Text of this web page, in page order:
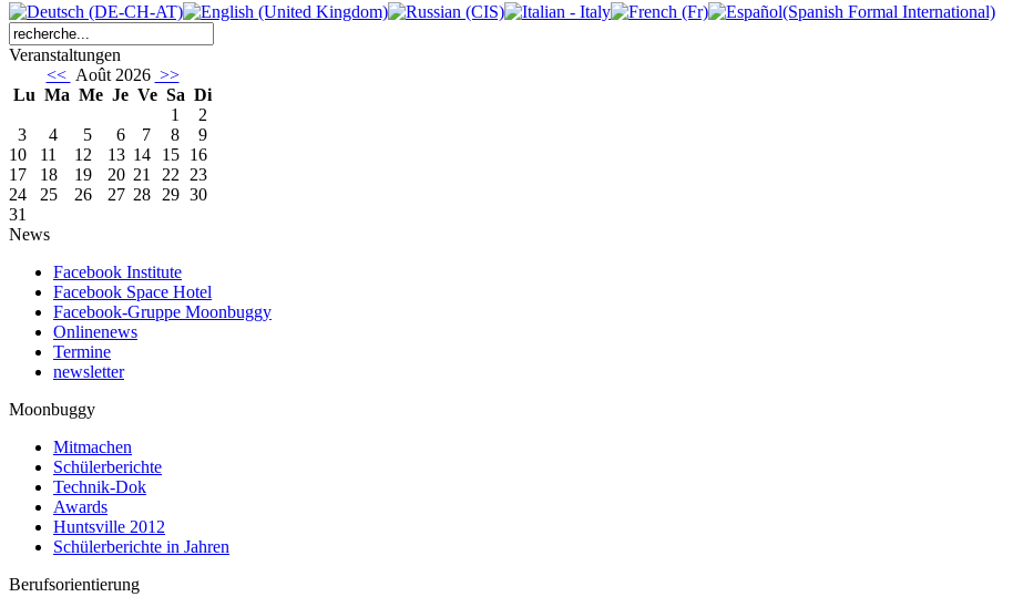
Veranstaltungen
<< Août 2026 >>
Lu Ma Me Je Ve Sa Di
1
2
3
4 5 6 7 8
9
10
11 12 13 14 15 16
17
18 19 20 21 22 23
24
25 26 27 28 29 30
31
News
Facebook Institute
Facebook Space Hotel
Facebook-Gruppe Moonbuggy
Onlinenews
Termine
newsletter
Moonbuggy
Mitmachen
Schülerberichte
Technik-Dok
Awards
Huntsville 2012
Schülerberichte in Jahren
Berufsorientierung